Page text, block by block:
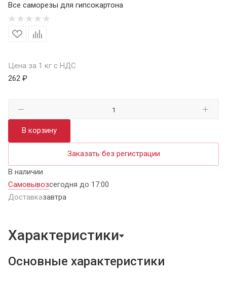
Все саморезы для гипсокартона
Цена за 1 кг с НДС
262 ₽
В корзину
Заказать без регистрации
В наличии
Самовывозсегодня до 17:00
Доставказавтра
Характеристики
Основные характеристики